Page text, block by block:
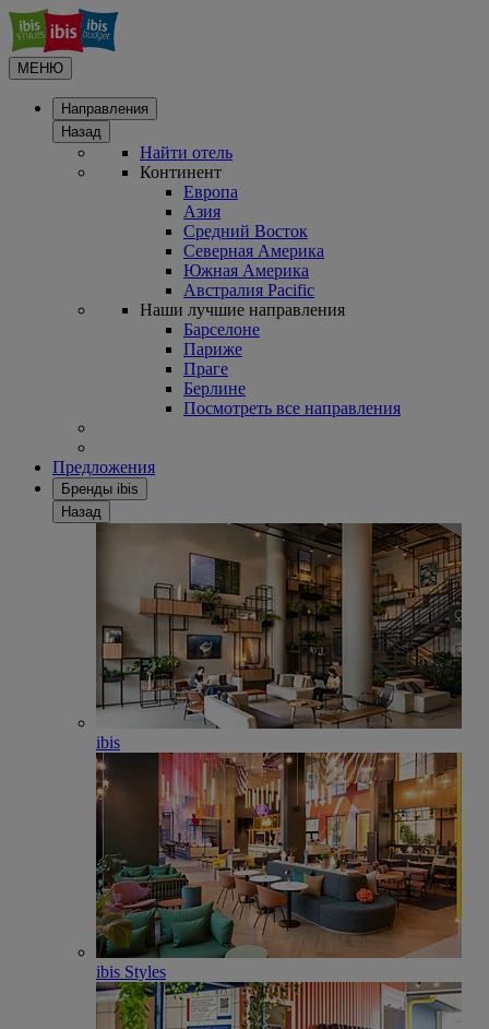
МЕНЮ
Направления
Назад
Найти отель
Континент
Европа
Азия
Средний Восток
Северная Америка
Южная Америка
Австралия Pacific
Наши лучшие направления
Барселоне
Париже
Праге
Берлине
Посмотреть все направления
Предложения
Бренды ibis
Назад
ibis
ibis Styles